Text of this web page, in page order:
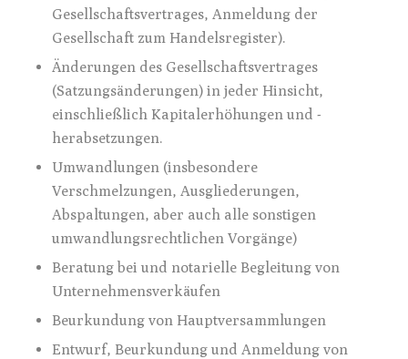
Gesellschaftsvertrages, Anmeldung der
Gesellschaft zum Handelsregister).
Änderungen des Gesellschaftsvertrages
(Satzungsänderungen) in jeder Hinsicht,
einschließlich Kapitalerhöhungen und -
herabsetzungen.
Umwandlungen (insbesondere
Verschmelzungen, Ausgliederungen,
Abspaltungen, aber auch alle sonstigen
umwandlungsrechtlichen Vorgänge)
Beratung bei und notarielle Begleitung von
Unternehmensverkäufen
Beurkundung von Hauptversammlungen
Entwurf, Beurkundung und Anmeldung von